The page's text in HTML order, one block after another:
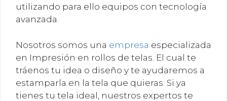
utilizando para ello equipos con tecnología
avanzada.
Nosotros somos una empresa especializada
en Impresión en rollos de telas. El cual te
tráenos tu idea o diseño y te ayudaremos a
estamparla en la tela que quieras. Si ya
tienes tu tela ideal, nuestros expertos te